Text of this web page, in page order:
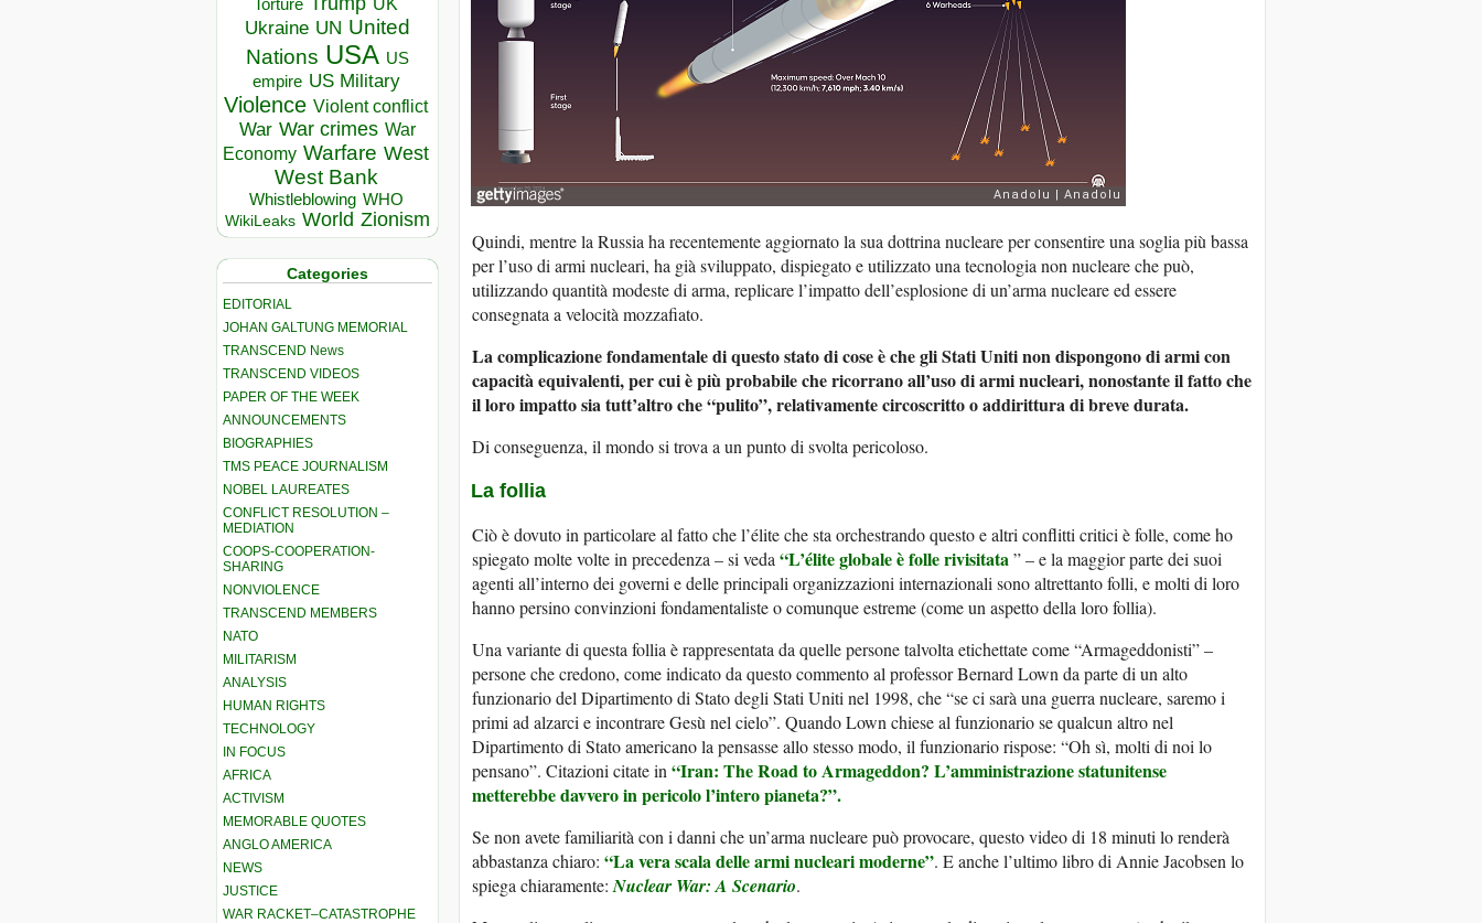
Torture
Ukraine UN United
Nations USA US
empire US Military
Violence Violent conflict
War War crimes War
Economy Warfare West
West Bank
Whistleblowing WHO
WikiLeaks World Zionism
Categories
EDITORIAL
JOHAN GALTUNG MEMORIAL
TRANSCEND News
TRANSCEND VIDEOS
PAPER OF THE WEEK
ANNOUNCEMENTS
BIOGRAPHIES
TMS PEACE JOURNALISM
NOBEL LAUREATES
CONFLICT RESOLUTION –
MEDIATION
COOPS-COOPERATION-
SHARING
NONVIOLENCE
TRANSCEND MEMBERS
NATO
MILITARISM
ANALYSIS
HUMAN RIGHTS
TECHNOLOGY
IN FOCUS
AFRICA
ACTIVISM
MEMORABLE QUOTES
ANGLO AMERICA
NEWS
JUSTICE
WAR RACKET–CATASTROPHE
Quindi, mentre la Russia ha recentemente aggiornato la sua dottrina nucleare per consentire una soglia più bassa
per l’uso di armi nucleari, ha già sviluppato, dispiegato e utilizzato una tecnologia non nucleare che può,
utilizzando quantità modeste di arma, replicare l’impatto dell’esplosione di un’arma nucleare ed essere
consegnata a velocità mozzafiato.
La complicazione fondamentale di questo stato di cose è che gli Stati Uniti non dispongono di armi con
capacità equivalenti, per cui è più probabile che ricorrano all’uso di armi nucleari, nonostante il fatto che
il loro impatto sia tutt’altro che “pulito”, relativamente circoscritto o addirittura di breve durata.
Di conseguenza, il mondo si trova a un punto di svolta pericoloso.
La follia
Ciò è dovuto in particolare al fatto che l’élite che sta orchestrando questo e altri conflitti critici è folle, come ho
spiegato molte volte in precedenza – si veda “L’élite globale è folle rivisitata” – e la maggior parte dei suoi
agenti all’interno dei governi e delle principali organizzazioni internazionali sono altrettanto folli, e molti di loro
hanno persino convinzioni fondamentaliste o comunque estreme (come un aspetto della loro follia).
Una variante di questa follia è rappresentata da quelle persone talvolta etichettate come “Armageddonisti” –
persone che credono, come indicato da questo commento al professor Bernard Lown da parte di un alto
funzionario del Dipartimento di Stato degli Stati Uniti nel 1998, che “se ci sarà una guerra nucleare, saremo i
primi ad alzarci e incontrare Gesù nel cielo”. Quando Lown chiese al funzionario se qualcun altro nel
Dipartimento di Stato americano la pensasse allo stesso modo, il funzionario rispose: “Oh sì, molti di noi lo
pensano”. Citazioni citate in “Iran: The Road to Armageddon? L’amministrazione statunitense
metterebbe davvero in pericolo l’intero pianeta?”.
Se non avete familiarità con i danni che un’arma nucleare può provocare, questo video di 18 minuti lo renderà
abbastanza chiaro: “La vera scala delle armi nucleari moderne”. E anche l’ultimo libro di Annie Jacobsen lo
spiega chiaramente: Nuclear War: A Scenario.